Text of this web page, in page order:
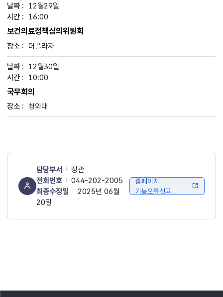
12월29일
16:00
보건의료정책심의위원회
더플라자
12월30일
10:00
국무회의
청와대
담당부서
장관
전화번호
044-202-2005
최종수정일
2025년 06월
20일
홈페이지
기능오류신고